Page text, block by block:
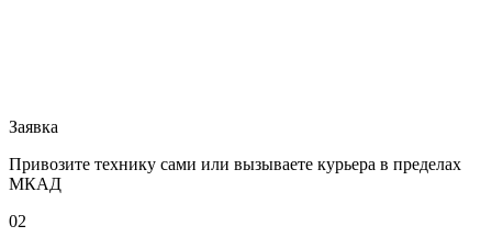
Заявка
Привозите технику сами или вызываете курьера в пределах
МКАД
02